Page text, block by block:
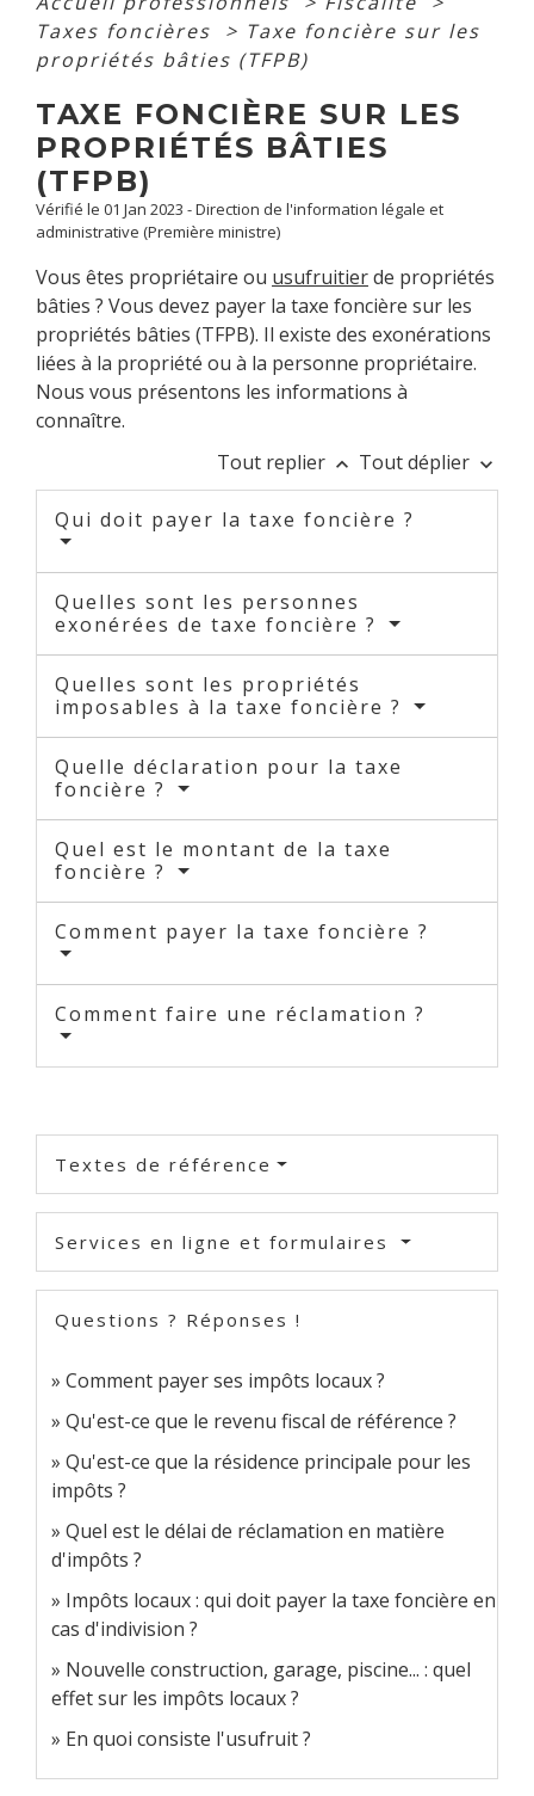
Taxes foncières
> Taxe foncière sur les
propriétés bâties (TFPB)
TAXE FONCIÈRE SUR LES
PROPRIÉTÉS BÂTIES
(TFPB)
Vérifié le 01 Jan 2023 - Direction de l'information légale et
administrative (Première ministre)
Vous êtes propriétaire ou usufruitierde propriétés
bâties ? Vous devez payer la taxe foncière sur les
propriétés bâties (TFPB). Il existe des exonérations
liées à la propriété ou à la personne propriétaire.
Nous vous présentons les informations à
connaître.
Tout replier keyboard_arrow_up Tout déplier keyboard_arrow_down
Qui doit payer la taxe foncière ?
Quelles sont les personnes
exonérées de taxe foncière ?
Quelles sont les propriétés
imposables à la taxe foncière ?
Quelle déclaration pour la taxe
foncière ?
Quel est le montant de la taxe
foncière ?
Comment payer la taxe foncière ?
Comment faire une réclamation ?
Textes de référence
Services en ligne et formulaires
Questions ? Réponses !
Comment payer ses impôts locaux ?
Qu'est-ce que le revenu fiscal de référence ?
Qu'est-ce que la résidence principale pour les
impôts ?
Quel est le délai de réclamation en matière
d'impôts ?
Impôts locaux : qui doit payer la taxe foncière en
cas d'indivision ?
Nouvelle construction, garage, piscine... : quel
effet sur les impôts locaux ?
En quoi consiste l'usufruit ?